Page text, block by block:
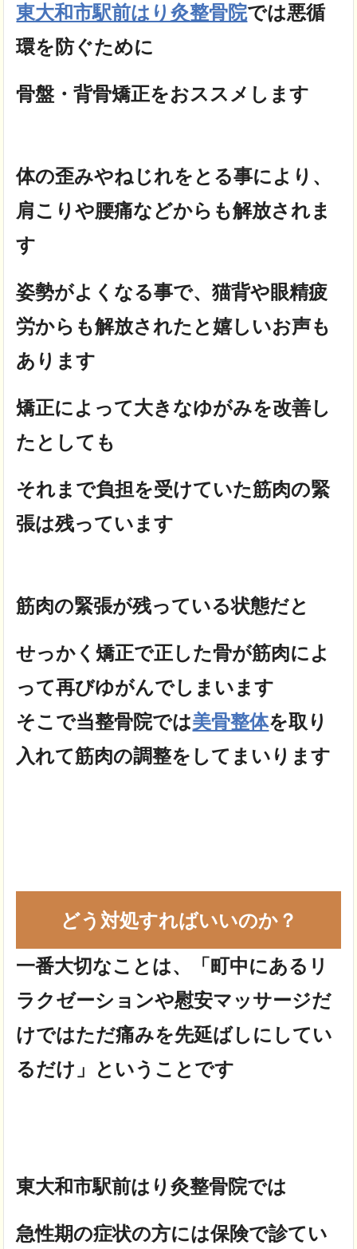
東大和市駅前はり灸整骨院では悪循
環を防ぐために
骨盤・背骨矯正をおススメします
体の歪みやねじれをとる事により、
肩こりや腰痛などからも解放されま
す
姿勢がよくなる事で、猫背や眼精疲
労からも解放されたと嬉しいお声も
あります
矯正によって大きなゆがみを改善し
たとしても
それまで負担を受けていた筋肉の緊
張は残っています
筋肉の緊張が残っている状態だと
せっかく矯正で正した骨が筋肉によ
って再びゆがんでしまいます
そこで当整骨院では美骨整体を取り
入れて筋肉の調整をしてまいります
どう対処すればいいのか？
一番大切なことは、「町中にあるリ
ラクゼーションや慰安マッサージだ
けではただ痛みを先延ばしにしてい
るだけ」ということです
東大和市駅前はり灸整骨院では
急性期の症状の方には保険で診てい